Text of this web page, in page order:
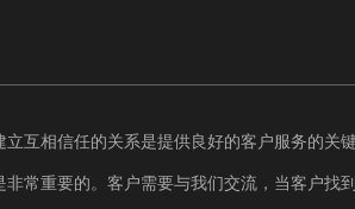
立互相信任的关系是提供良好的客户服务的关
常重要的。客户需要与我们交流，当客户找